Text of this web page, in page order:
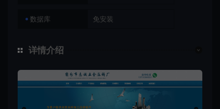
数据库 免安装
详情介绍